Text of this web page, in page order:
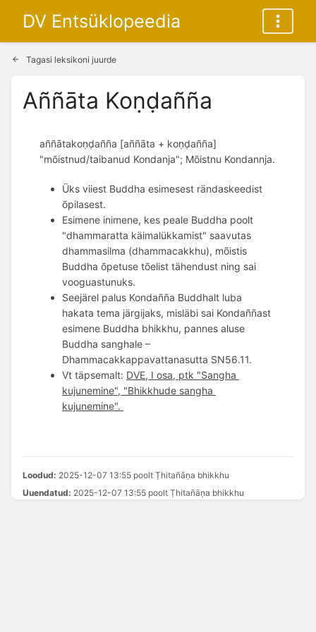
DV Entsüklopeedia
Tagasi leksikoni juurde
Aññāta Koṇḍañña
aññātakoṇḍañña [aññāta + koṇḍañña]
"mõistnud/taibanud Kondanja"; Mõistnu Kondannja.
Üks viiest Buddha esimesest rändaskeedist
õpilasest.
Esimene inimene, kes peale Buddha poolt
"dhammaratta käimalükkamist" saavutas
dhammasilma (dhammacakkhu), mõistis
Buddha õpetuse tõelist tähendust ning sai
vooguastunuks.
Seejärel palus Kondañña Buddhalt luba
hakata tema järgijaks, misläbi sai Kondaññast
esimene Buddha bhikkhu, pannes aluse
Buddha sanghale –
Dhammacakkappavattanasutta SN56.11.
Vt täpsemalt: DVE, I osa, ptk "Sangha
kujunemine", "Bhikkhude sangha
kujunemine".
Loodud: 2025-12-07 13:55 poolt Ṭhitañāṇa bhikkhu
Uuendatud: 2025-12-07 13:55 poolt Ṭhitañāṇa bhikkhu